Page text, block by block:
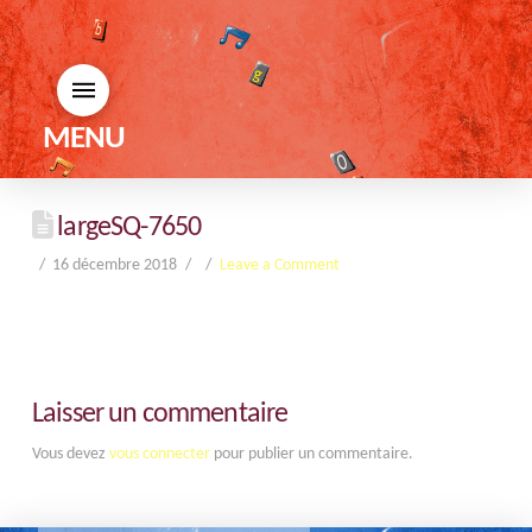
MENU
largeSQ-7650
16 décembre 2018 Leave a Comment
Laisser un commentaire
Vous devez vous connecterpour publier un commentaire.